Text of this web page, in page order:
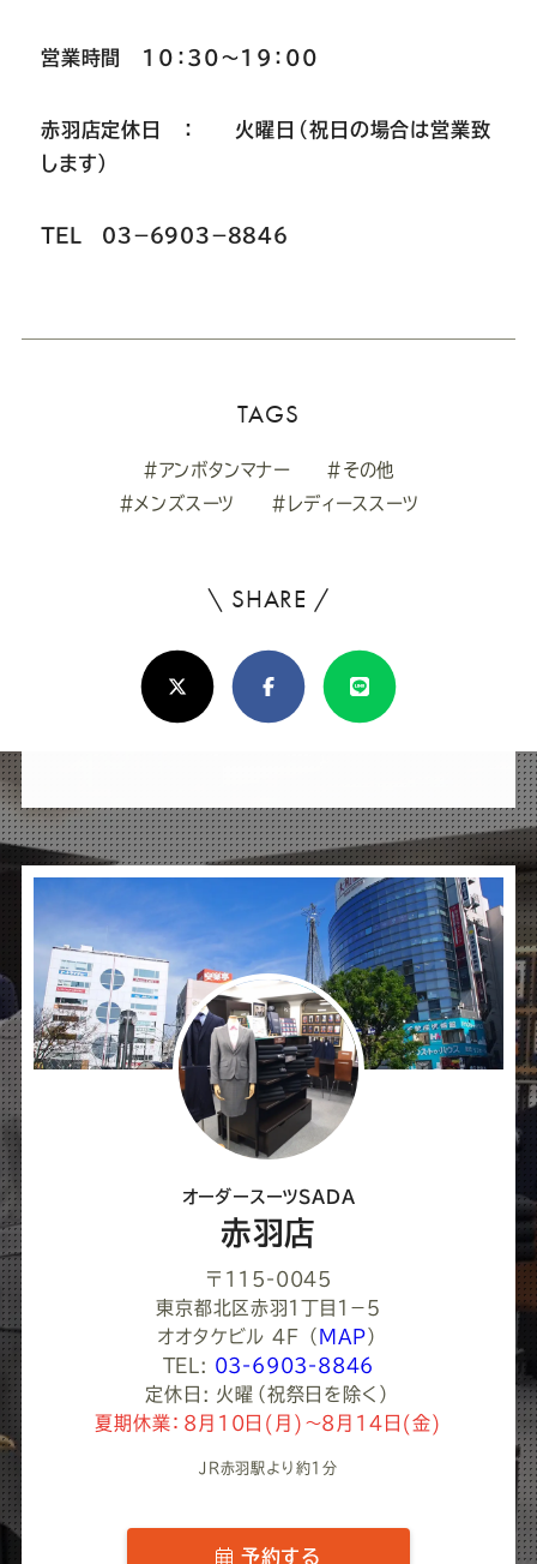
営業時間 10：30～19：00
赤羽店定休日 ： 火曜日（祝日の場合は営業致
します）
ＴＥＬ ０３－６９０３－８８４６
TAGS
#アンボタンマナー
#その他
#メンズスーツ
#レディーススーツ
\ SHARE /
ろ
し
け
ば
シ
ェ
ア
し
て
く
だ
X(Twitter)FacebookLine
オーダースーツSADA
赤羽店
〒115-0045
東京都北区赤羽１丁目１−５
オオタケビル 4F
（ MAP ）
TEL: 03-6903-8846
定休日: 火曜（祝祭日を除く）
夏期休業：8月10日(月)～8月14日(金)
JR赤羽駅より約1分
予約する